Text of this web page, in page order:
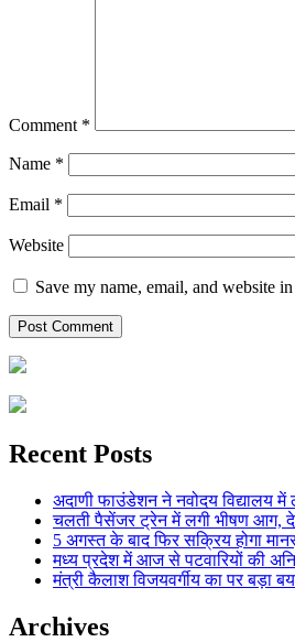
Comment *
Name *
Email *
Website
Save my name, email, and website
Recent Posts
अदाणी फाउंडेशन ने नवोदय विद्यालय में
चलती पैसेंजर ट्रेन में लगी भीषण आग,
5 अगस्त के बाद फिर सक्रिय होगा
मध्य प्रदेश में आज से पटवारियों की
मंत्री कैलाश विजयवर्गीय का पर बड़ा
Archives